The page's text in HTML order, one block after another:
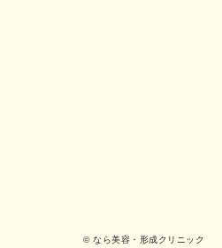
© なら美容・形成クリニック